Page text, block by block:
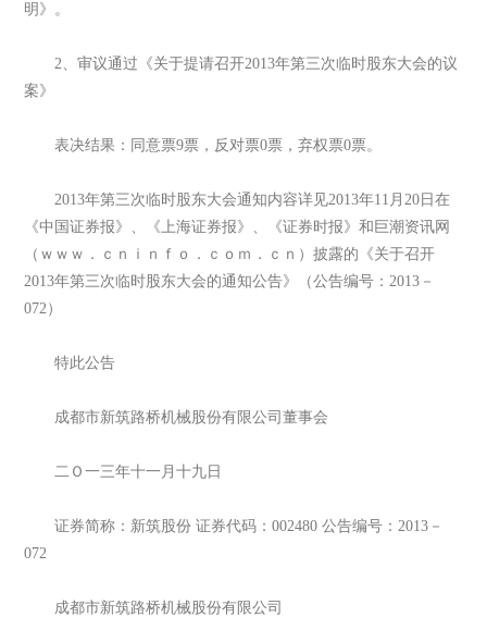
明》。
2、审议通过《关于提请召开2013年第三次临时股东大会的议
案》
表决结果：同意票9票，反对票0票，弃权票0票。
2013年第三次临时股东大会通知内容详见2013年11月20日在
《中国证券报》、《上海证券报》、《证券时报》和巨潮资讯网
（ｗｗｗ．ｃｎｉｎｆｏ．ｃｏｍ．ｃｎ）披露的《关于召开
2013年第三次临时股东大会的通知公告》（公告编号：2013－
072）
特此公告
成都市新筑路桥机械股份有限公司董事会
二Ｏ一三年十一月十九日
证券简称：新筑股份 证券代码：002480 公告编号：2013－
072
成都市新筑路桥机械股份有限公司